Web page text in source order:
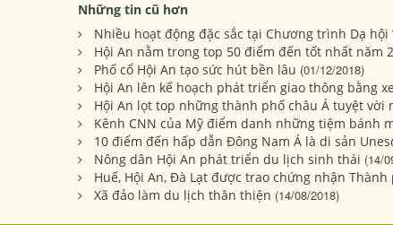
Những tin cũ hơn
Nhiều hoạt động đặc sắc tại Chương trình Dạ hội
Hội An nằm trong top 50 điểm đến tốt nhất năm
Phố cổ Hội An tạo sức hút bền lâu (01/12/2018)
Hội An lên kế hoạch phát triển giao thông bằng
Hội An lọt top những thành phố châu Á tuyệt vời
Kênh CNN của Mỹ điểm danh những tiệm bánh
10 điểm đến hấp dẫn Đông Nam Á là di sản
Nông dân Hội An phát triển du lịch sinh thái (14/
Huế, Hội An, Đà Lạt được trao chứng nhận Thành
Xã đảo làm du lịch thân thiện (14/08/2018)